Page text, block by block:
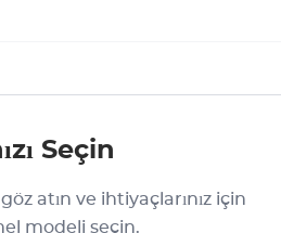
Seçin
atın ve ihtiyaçlarınız için
modeli seçin.